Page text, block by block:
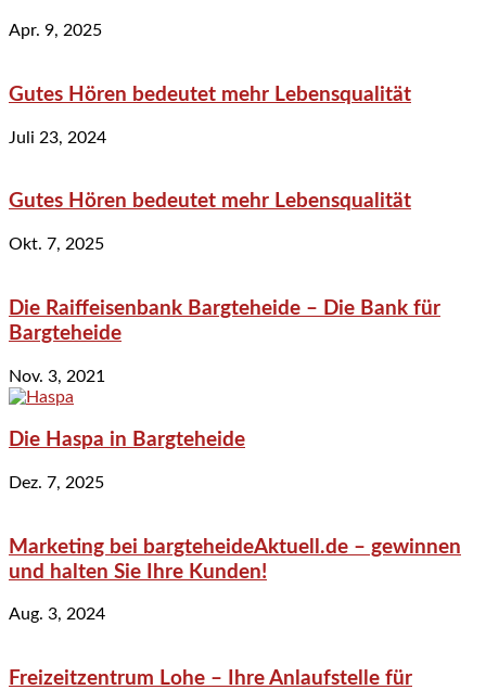
Apr. 9, 2025
Gutes Hören bedeutet mehr Lebensqualität
Juli 23, 2024
Gutes Hören bedeutet mehr Lebensqualität
Okt. 7, 2025
Die Raiffeisenbank Bargteheide – Die Bank für
Bargteheide
Nov. 3, 2021
Die Haspa in Bargteheide
Dez. 7, 2025
Marketing bei bargteheideAktuell.de – gewinnen
und halten Sie Ihre Kunden!
Aug. 3, 2024
Freizeitzentrum Lohe – Ihre Anlaufstelle für